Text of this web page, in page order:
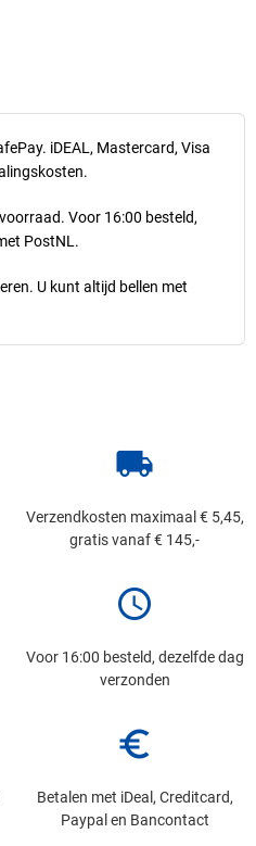
iDEAL, Mastercard, Visa
Voor 16:00 besteld,
PostNL.
U kunt altijd bellen met
local_shipping
Verzendkosten maximaal € 5,45,
gratis vanaf € 145,-
schedule
Voor 16:00 besteld, dezelfde dag
verzonden
euro_symbol
Betalen met iDeal, Creditcard,
Paypal en Bancontact